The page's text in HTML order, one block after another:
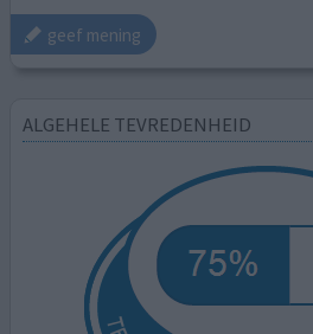
geef mening
ALGEHELE TEVREDENHEID